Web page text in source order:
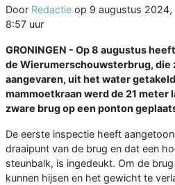
Door Redactie op 9 augustus 2024,
8:57 uur
GRONINGEN - Op 8 augustus
de Wierumerschouwsterbrug, die
aangevaren, uit het water
mammoetkraan werd de 21 meter
zware brug op een ponton
De eerste inspectie heeft
draaipunt van de brug en dat een
steunbalk, is ingedeukt. Om de
kunnen hijsen en het gewicht te